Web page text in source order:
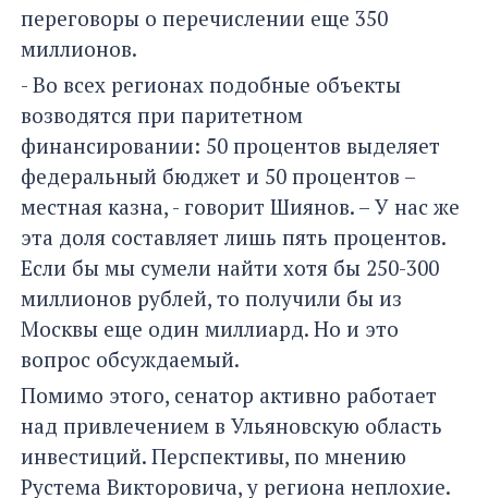
переговоры о перечислении еще 350
миллионов.
- Во всех регионах подобные объекты
возводятся при паритетном
финансировании: 50 процентов выделяет
федеральный бюджет и 50 процентов –
местная казна, - говорит Шиянов. – У нас же
эта доля составляет лишь пять процентов.
Если бы мы сумели найти хотя бы 250-300
миллионов рублей, то получили бы из
Москвы еще один миллиард. Но и это
вопрос обсуждаемый.
Помимо этого, сенатор активно работает
над привлечением в Ульяновскую область
инвестиций. Перспективы, по мнению
Рустема Викторовича, у региона неплохие.